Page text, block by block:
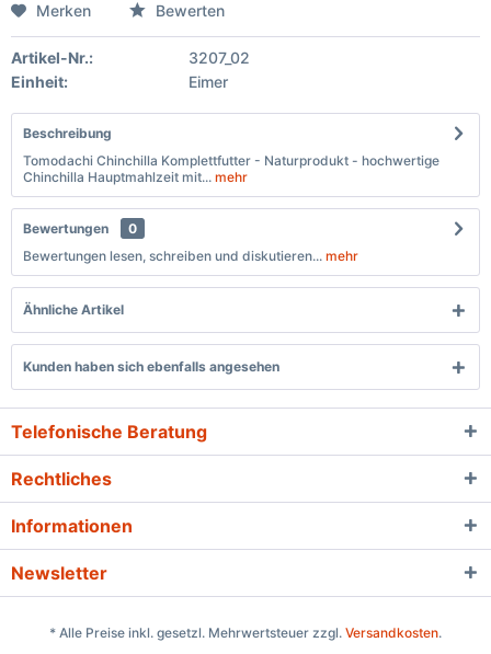
Merken Bewerten
Artikel-Nr.:
3207_02
Einheit:
Eimer
Beschreibung
Tomodachi Chinchilla Komplettfutter - Naturprodukt - hochwertige
Chinchilla Hauptmahlzeit mit... mehr
Bewertungen
0
Bewertungen lesen, schreiben und diskutieren... mehr
Ähnliche Artikel
Kunden haben sich ebenfalls angesehen
Telefonische Beratung
Rechtliches
Informationen
Newsletter
* Alle Preise inkl. gesetzl. Mehrwertsteuer zzgl. Versandkosten.